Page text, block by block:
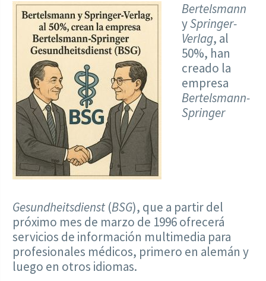
Bertelsmann
ySpringer-
Verlag, al
50%, han
creado la
empresa
Bertelsmann-
Springer
Gesundheitsdienst (BSG), que a partir del
próximo mes de marzo de 1996 ofrecerá
servicios de información multimedia para
profesionales médicos, primero en alemán y
luego en otros idiomas.